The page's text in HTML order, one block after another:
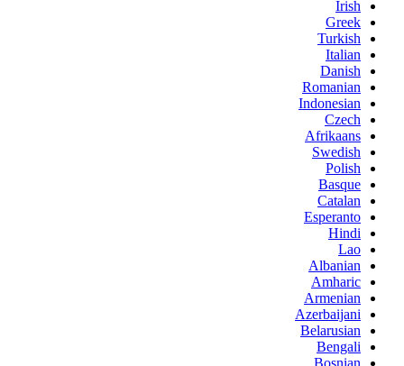
Irish
Greek
Turkish
Italian
Danish
Romanian
Indonesian
Czech
Afrikaans
Swedish
Polish
Basque
Catalan
Esperanto
Hindi
Lao
Albanian
Amharic
Armenian
Azerbaijani
Belarusian
Bengali
Bosnian